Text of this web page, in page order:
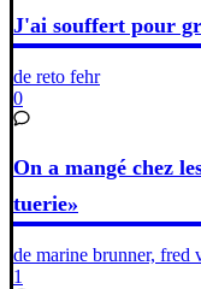
J'ai souffert pour
de reto fehr
0
On a mangé chez
tuerie»
de marine brunner, fred
1